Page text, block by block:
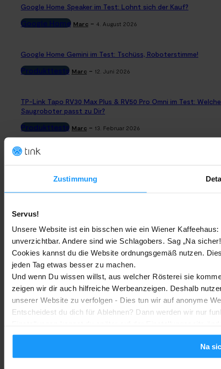
Zustimmung
Servus!
Unsere Website ist ein bisschen wie ein Wiener
unverzichtbar. Andere sind wie Schlagobers. Sag „Na
Cookies kannst du die Website ordnungsgemäß nutzen.
jeden Tag etwas besser zu machen.
Und wenn Du wissen willst, aus welcher Rösterei sie
zeigen wir dir auch hilfreiche Werbeanzeigen. Deshalb
unserer Website zu verfolgen - Dies tun wir auf anonyme
Entscheidest du dich für Ablehnen? Dann werden wir nur
Na
Google Home Speaker im Test: Lohnt sich der Kauf?
Google Home Marc - 4. August 2026
Google Home Gemini im Test: Tschüss, Roboterstimme!
Produkttests Marc - 12. Juni 2026
TP-Link Tapo RV30 Max Plus & RV50 Pro Omni im Test:
Saugroboter passt zu Dir?
Produkttests Marc - 13. Februar 2026
Produkttests
MEHR LADEN
NEUESTE ARTIKEL
Google Home Speaker im Test: Lohnt sich der Kauf?
Google Home Marc - 4. August 2026
Rauchmelder Test 2026: Die besten smarten Modelle für Dein
Zuhause